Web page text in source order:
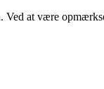
at være